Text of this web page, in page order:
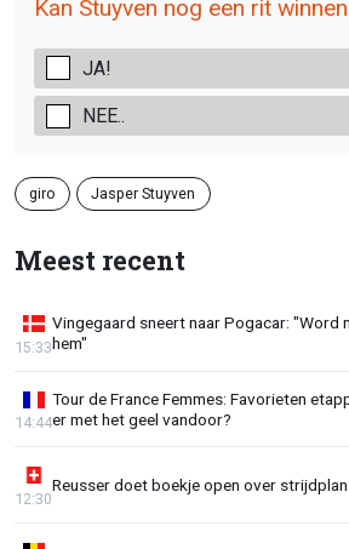
Kan Stuyven nog een rit
JA!
NEE..
giro Jasper Stuyven
Meest recent
Vingegaard sneert naar Pogacar: "Word
hem"
15:33
Tour de France Femmes: Favorieten
er met het geel vandoor?
14:44
Reusser doet boekje open over
12:30